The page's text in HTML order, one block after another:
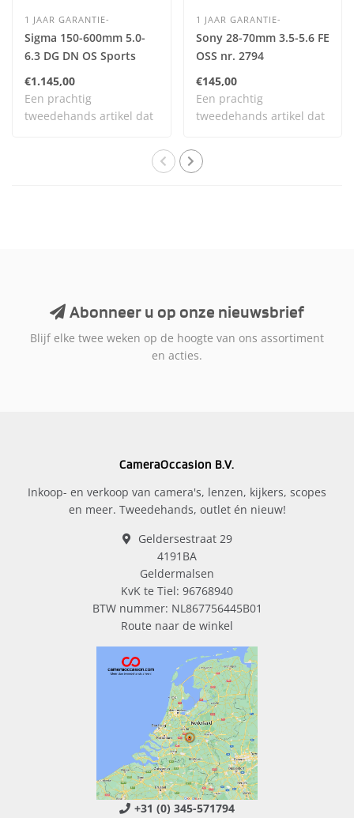
1 JAAR GARANTIE-
Sigma 150-600mm 5.0-
6.3 DG DN OS Sports
(Sony FE) nr. 2905
€1.145,00
Een prachtig
tweedehands artikel dat
1 JAAR GARANTIE-
Sony 28-70mm 3.5-5.6 FE
OSS nr. 2794
€145,00
Een prachtig
tweedehands artikel dat
Abonneer u op onze nieuwsbrief
Blijf elke twee weken op de hoogte van ons assortiment
en acties.
CameraOccasion B.V.
Inkoop- en verkoop van camera's, lenzen, kijkers, scopes
en meer. Tweedehands, outlet én nieuw!
Geldersestraat 29
4191BA
Geldermalsen
KvK te Tiel: 96768940
BTW nummer: NL867756445B01
Route naar de winkel
+31 (0) 345-571794